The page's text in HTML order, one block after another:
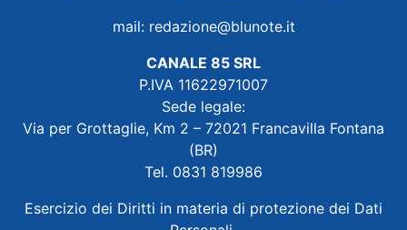
mail: redazione@blunote.it
CANALE 85 SRL
P.IVA 11622971007
Sede legale:
Via per Grottaglie, Km 2 – 72021 Francavilla Fontana
(BR)
Tel. 0831 819986
Esercizio dei Diritti in materia di protezione dei Dati